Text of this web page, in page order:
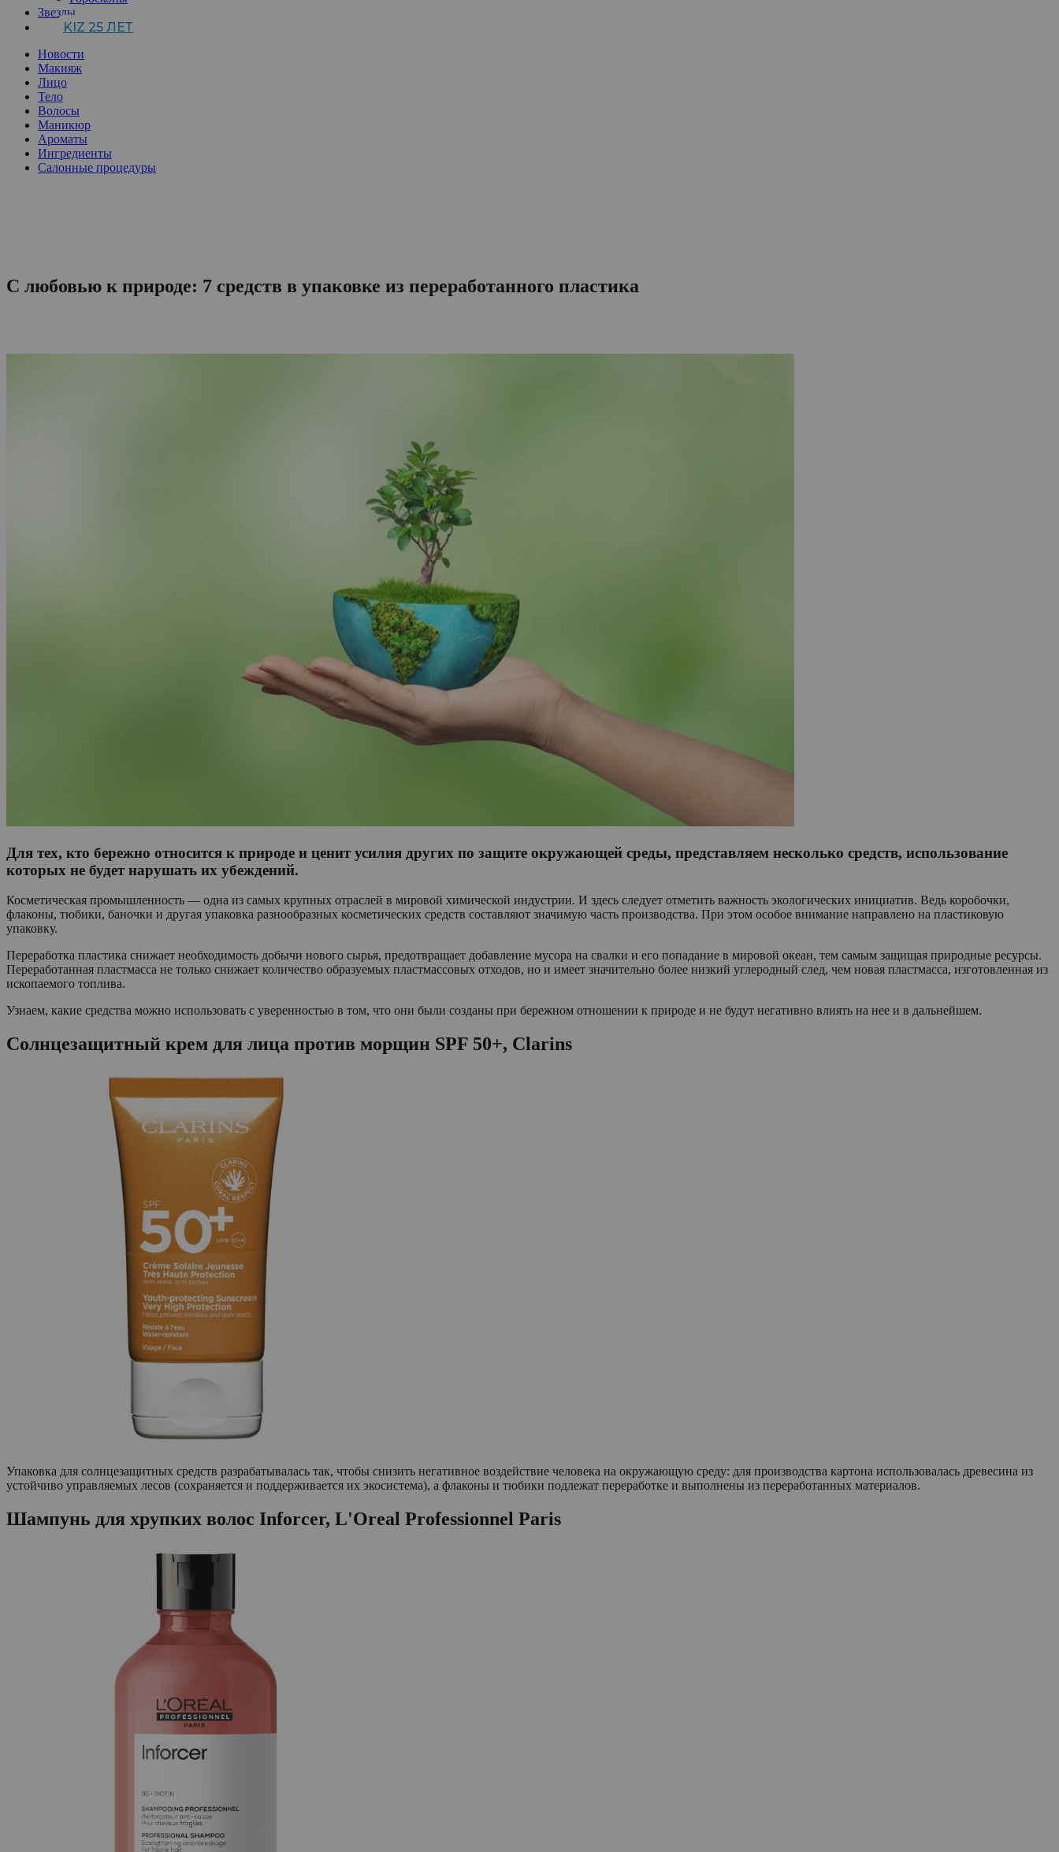
Звезды
KIZ 25 ЛЕТ
Новости
Макияж
Лицо
Тело
Волосы
Маникюр
Ароматы
Ингредиенты
Салонные процедуры
С любовью к природе: 7 средств в упаковке из переработанного пластика
Для тех, кто бережно относится к природе и ценит усилия других по защите окружающей среды, представляем несколько средств, использование
которых не будет нарушать их убеждений.
Косметическая промышленность — одна из самых крупных отраслей в мировой химической индустрии. И здесь следует отметить важность экологических инициатив. Ведь коробочки,
флаконы, тюбики, баночки и другая упаковка разнообразных косметических средств составляют значимую часть производства. При этом особое внимание направлено на пластиковую
упаковку.
Переработка пластика снижает необходимость добычи нового сырья, предотвращает добавление мусора на свалки и его попадание в мировой океан, тем самым защищая природные ресурсы.
Переработанная пластмасса не только снижает количество образуемых пластмассовых отходов, но и имеет значительно более низкий углеродный след, чем новая пластмасса, изготовленная из
ископаемого топлива.
Узнаем, какие средства можно использовать с уверенностью в том, что они были созданы при бережном отношении к природе и не будут негативно влиять на нее и в дальнейшем.
Солнцезащитный крем для лица против морщин SPF 50+, Clarins
Упаковка для солнцезащитных средств разрабатывалась так, чтобы снизить негативное воздействие человека на окружающую среду: для производства картона использовалась древесина из
устойчиво управляемых лесов (сохраняется и поддерживается их экосистема), а флаконы и тюбики подлежат переработке и выполнены из переработанных материалов.
Шампунь для хрупких волос Inforcer, L'Oreal Professionnel Paris